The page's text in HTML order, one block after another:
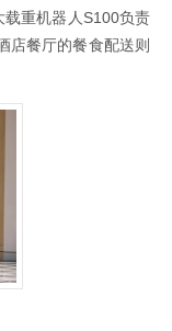
重机器人S100负责
店餐厅的餐食配送则